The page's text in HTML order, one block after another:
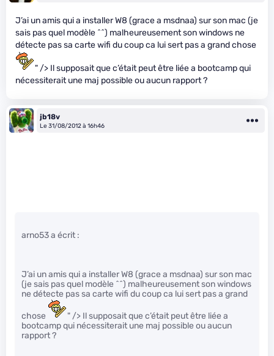
J’ai un amis qui a installer W8 (grace a msdnaa) sur son mac (je
sais pas quel modèle ^^) malheureusement son windows ne
détecte pas sa carte wifi du coup ca lui sert pas a grand chose
" /> Il supposait que c’était peut être liée a bootcamp qui
nécessiterait une maj possible ou aucun rapport ?
jb18v
Le 31/08/2012 à 16h46
arno53 a écrit :
J’ai un amis qui a installer W8 (grace a msdnaa) sur son mac
(je sais pas quel modèle ^^) malheureusement son windows
ne détecte pas sa carte wifi du coup ca lui sert pas a grand
chose
" /> Il supposait que c’était peut être liée a
bootcamp qui nécessiterait une maj possible ou aucun
rapport ?